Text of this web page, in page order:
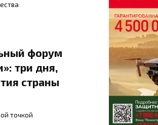
форум
три дня,
страны
точкой